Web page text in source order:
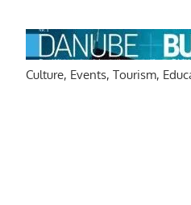
Inhalt
springen
Culture, Events, Tourism,